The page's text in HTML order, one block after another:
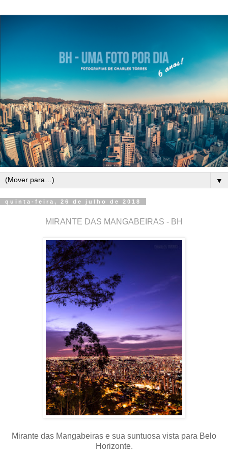
▼
quinta-feira, 26 de julho de 2018
MIRANTE DAS MANGABEIRAS - BH
Mirante das Mangabeiras e sua suntuosa vista para Belo
Horizonte.